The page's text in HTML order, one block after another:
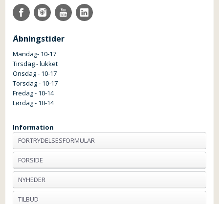
Åbningstider
Mandag- 10-17
Tirsdag - lukket
Onsdag - 10-17
Torsdag - 10-17
Fredag - 10-14
Lørdag - 10-14
Information
FORTRYDELSESFORMULAR
FORSIDE
NYHEDER
TILBUD